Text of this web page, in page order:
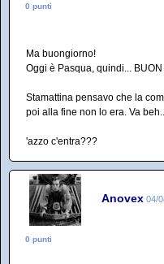
0 punti
Ma buongiorno!
Oggi è Pasqua, quindi... BUON
Stamattina pensavo che la
poi alla fine non lo era. Va beh...
'azzo c'entra???
Anovex 04/
0 punti